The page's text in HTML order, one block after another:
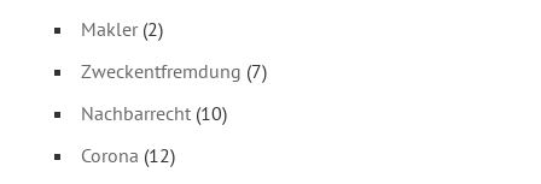
Makler(2)
Zweckentfremdung (7)
Nachbarrecht(10)
Corona (12)